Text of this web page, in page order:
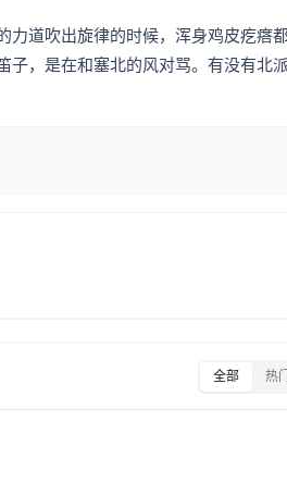
道吹出旋律的时候，浑身鸡皮疙瘩
，是在和塞北的风对骂。有没有北
全部 热门